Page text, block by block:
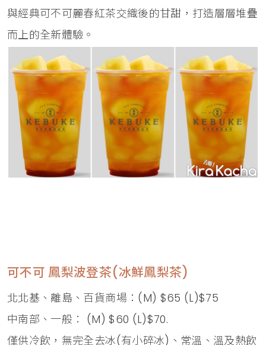
與經典可不可麗春紅茶交織後的甘甜，打造層層堆疊
而上的全新體驗。
可不可 鳳梨波登茶(冰鮮鳳梨茶)
北北基、離島、百貨商場：(M) $65 (L)$75
中南部、一般： (M) $60 (L)$70.
僅供冷飲，無完全去冰(有小碎冰)、常溫、溫及熱飲